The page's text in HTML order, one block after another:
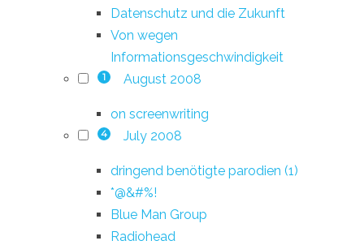
Datenschutz und die Zukunft
Von wegen
Informationsgeschwindigkeit
1 August 2008
on screenwriting
4 July 2008
dringend benötigte parodien (1)
*@&#%!
Blue Man Group
Radiohead